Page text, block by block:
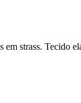
strass. Tecido